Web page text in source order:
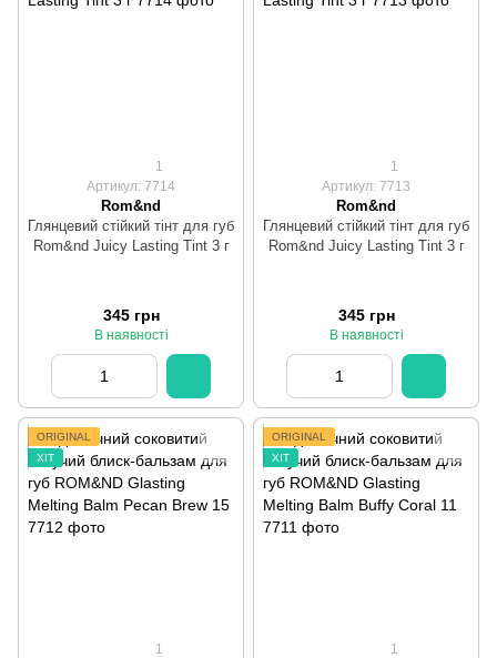
1
Артикул: 7714
Rom&nd
Глянцевий стійкий тінт для губ
Rom&nd Juicy Lasting Tint 3 г
345 грн
В наявності
1
Артикул: 7713
Rom&nd
Глянцевий стійкий тінт для губ
Rom&nd Juicy Lasting Tint 3 г
345 грн
В наявності
ORIGINAL
ХІТ
1
ORIGINAL
ХІТ
1